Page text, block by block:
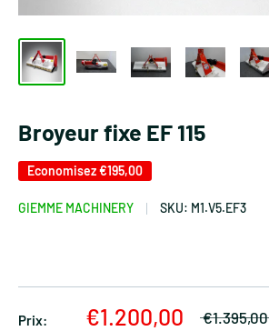
Broyeur fixe EF 115
Economisez€195,00
GIEMME MACHINERY SKU: M1.V5.EF3
Prix: €1.200,00 €1.395,00